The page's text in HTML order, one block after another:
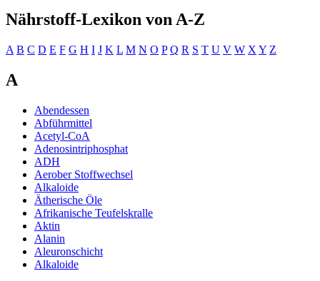
Nährstoff-Lexikon von A-Z
A B C D E F G H I J K L M N O P Q R S T U V W X Y Z
A
Abendessen
Abführmittel
Acetyl-CoA
Adenosintriphosphat
ADH
Aerober Stoffwechsel
Alkaloide
Ätherische Öle
Afrikanische Teufelskralle
Aktin
Alanin
Aleuronschicht
Alkaloide